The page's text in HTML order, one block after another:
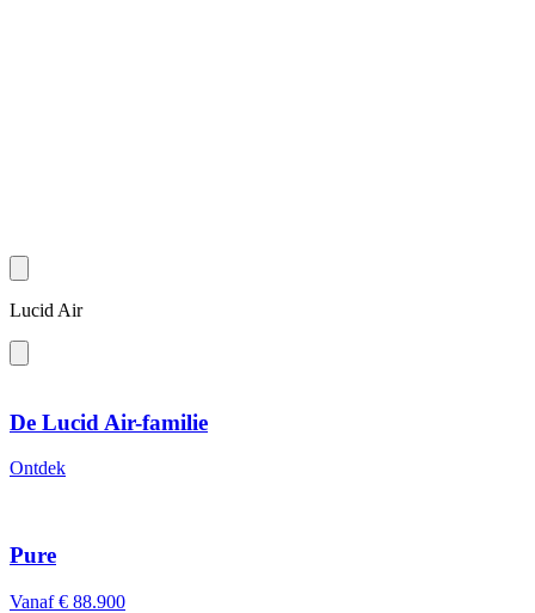
Lucid Air
De Lucid Air-familie
Ontdek
Pure
Vanaf € 88.900